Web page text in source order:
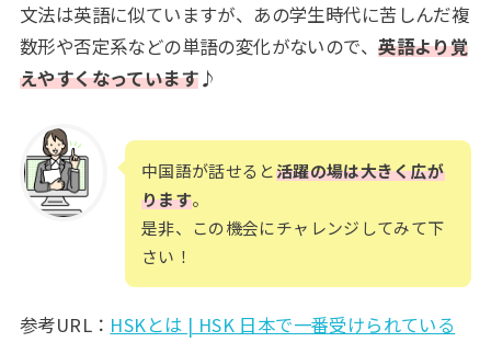
文法は英語に似ていますが、あの学生時代に苦しんだ複
数形や否定系などの単語の変化がないので、英語より覚
えやすくなっています♪
中国語が話せると活躍の場は大きく広が
ります。
是非、この機会にチャレンジしてみて下
さい！
参考URL： HSKとは | HSK 日本で一番受けられている